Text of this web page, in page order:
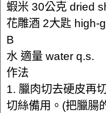
蝦米 30公克 dried
花雕酒 2大匙 high-
B
水 適量 water q.s.
作法
1. 臘肉切去硬皮再
切絲備用。(把臘腸